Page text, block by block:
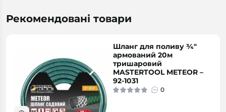
Рекомендовані товари
Шланг для поливу ¾"
армований 20м
тришаровий
MASTERTOOL METEOR –
92-1031
0